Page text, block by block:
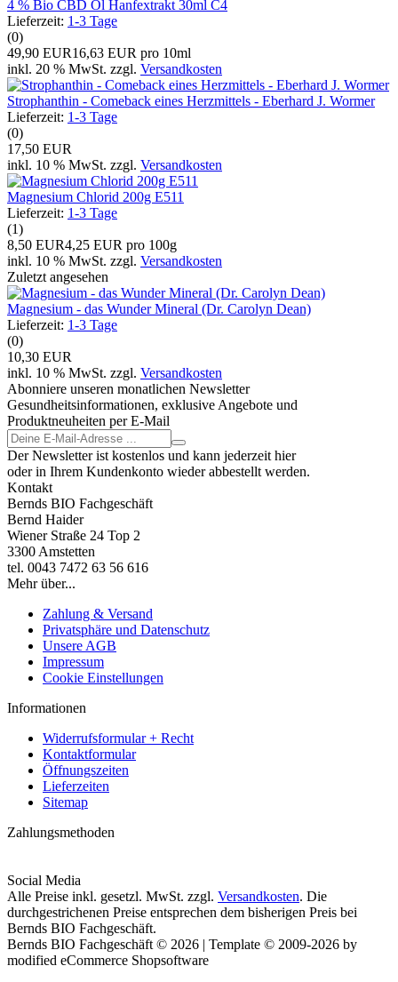
4 % Bio CBD Öl Hanfextrakt 30ml C4
Lieferzeit: 1-3 Tage
(0)
49,90 EUR16,63 EUR pro 10ml
inkl. 20 % MwSt. zzgl. Versandkosten
Strophanthin - Comeback eines Herzmittels - Eberhard J. Wormer
Lieferzeit: 1-3 Tage
(0)
17,50 EUR
inkl. 10 % MwSt. zzgl. Versandkosten
Magnesium Chlorid 200g E511
Lieferzeit: 1-3 Tage
(1)
8,50 EUR4,25 EUR pro 100g
inkl. 10 % MwSt. zzgl. Versandkosten
Zuletzt angesehen
Magnesium - das Wunder Mineral (Dr. Carolyn Dean)
Lieferzeit: 1-3 Tage
(0)
10,30 EUR
inkl. 10 % MwSt. zzgl. Versandkosten
Abonniere unseren monatlichen Newsletter
Gesundheitsinformationen, exklusive Angebote und
Produktneuheiten per E-Mail
Der Newsletter ist kostenlos und kann jederzeit hier
oder in Ihrem Kundenkonto wieder abbestellt werden.
Kontakt
Bernds BIO Fachgeschäft
Bernd Haider
Wiener Straße 24 Top 2
3300 Amstetten
tel. 0043 7472 63 56 616
Mehr über...
Zahlung & Versand
Privatsphäre und Datenschutz
Unsere AGB
Impressum
Cookie Einstellungen
Informationen
Widerrufsformular + Recht
Kontaktformular
Öffnungszeiten
Lieferzeiten
Sitemap
Zahlungsmethoden
Social Media
Alle Preise inkl. gesetzl. MwSt. zzgl. Versandkosten. Die
durchgestrichenen Preise entsprechen dem bisherigen Preis bei
Bernds BIO Fachgeschäft.
Bernds BIO Fachgeschäft © 2026 | Template © 2009-2026 by
modified eCommerce Shopsoftware